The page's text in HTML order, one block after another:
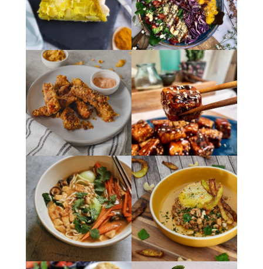
admin7980
admin7980 admin7980
admin7980 admin7980